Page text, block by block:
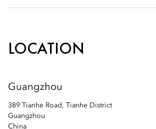
LOCATION
Guangzhou
389 Tianhe Road, Tianhe District
Guangzhou
China